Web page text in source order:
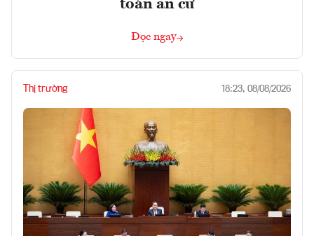
toán an cư
Đọc ngay
Thị trường 18:23, 08/08/2026